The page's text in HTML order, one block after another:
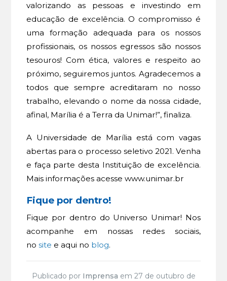
valorizando as pessoas e investindo em
educação de excelência. O compromisso é
uma formação adequada para os nossos
profissionais, os nossos egressos são nossos
tesouros! Com ética, valores e respeito ao
próximo, seguiremos juntos. Agradecemos a
todos que sempre acreditaram no nosso
trabalho, elevando o nome da nossa cidade,
afinal, Marília é a Terra da Unimar!”, finaliza.
A Universidade de Marília está com vagas
abertas para o processo seletivo 2021. Venha
e faça parte desta Instituição de excelência.
Mais informações acesse www.unimar.br
Fique por dentro!
Fique por dentro do Universo Unimar! Nos
acompanhe em nossas redes sociais,
nosite e aqui no blog.
Publicado por Imprensa em 27 de outubro de